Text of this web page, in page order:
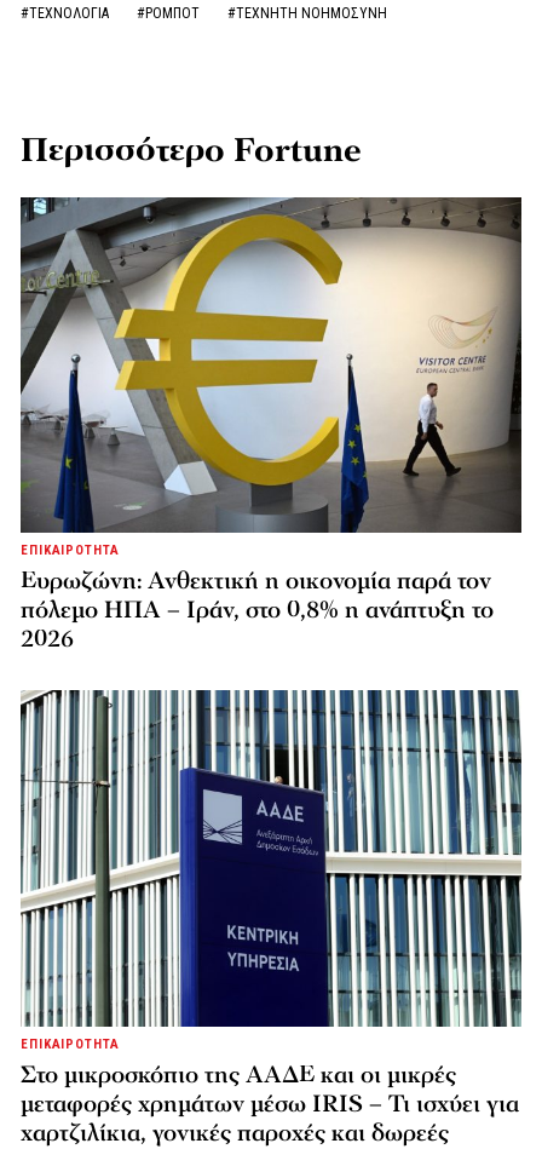
#ΤΕΧΝΟΛΟΓΙΑ #ΡΟΜΠΟΤ #ΤΕΧΝΗΤΗ ΝΟΗΜΟΣΥΝΗ
Περισσότερο Fortune
ΕΠΙΚΑΙΡΟΤΗΤΑ
Ευρωζώνη: Ανθεκτική η οικονομία παρά τον
πόλεμο ΗΠΑ – Ιράν, στο 0,8% η ανάπτυξη το
2026
ΕΠΙΚΑΙΡΟΤΗΤΑ
Στο μικροσκόπιο της ΑΑΔΕ και οι μικρές
μεταφορές χρημάτων μέσω IRIS – Τι ισχύει για
χαρτζιλίκια, γονικές παροχές και δωρεές